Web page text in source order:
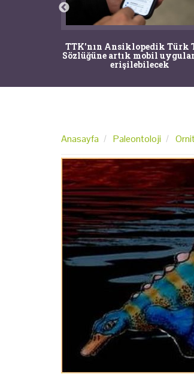
TTK'nın Ansiklopedik Türk
Sözlüğüne artık mobil
erişilebilecek
Anasayfa Paleontoloji